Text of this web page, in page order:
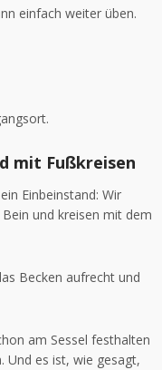
einfach weiter üben.
mit Fußkreisen
Einbeinstand: Wir
und kreisen mit dem
Becken aufrecht und
am Sessel festhalten
Und es ist, wie gesagt,